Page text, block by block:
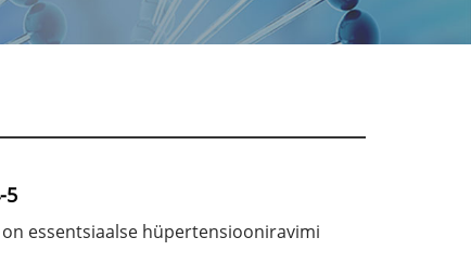
5
on essentsiaalse hüpertensiooniravimi